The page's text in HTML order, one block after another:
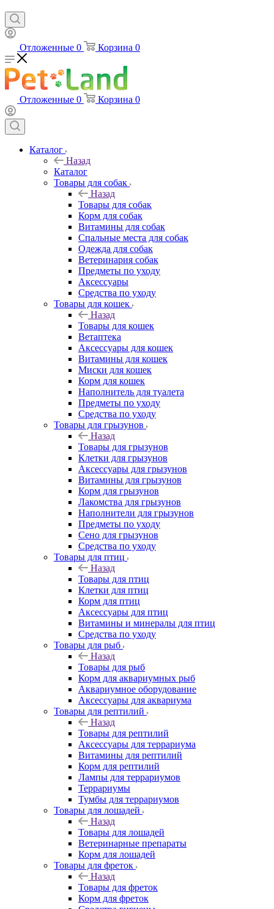
Отложенные 0 Корзина 0
Отложенные 0 Корзина 0
Каталог
Назад
Каталог
Товары для собак
Назад
Товары для собак
Корм для собак
Витамины для собак
Спальные места для собак
Одежда для собак
Ветеринария собак
Предметы по уходу
Аксессуары
Средства по уходу
Товары для кошек
Назад
Товары для кошек
Ветаптека
Аксессуары для кошек
Витамины для кошек
Миски для кошек
Корм для кошек
Наполнитель для туалета
Предметы по уходу
Средства по уходу
Товары для грызунов
Назад
Товары для грызунов
Клетки для грызунов
Аксессуары для грызунов
Витамины для грызунов
Корм для грызунов
Лакомства для грызунов
Наполнители для грызунов
Предметы по уходу
Сено для грызунов
Средства по уходу
Товары для птиц
Назад
Товары для птиц
Клетки для птиц
Корм для птиц
Аксессуары для птиц
Витамины и минералы для птиц
Средства по уходу
Товары для рыб
Назад
Товары для рыб
Корм для аквариумных рыб
Аквариумное оборудование
Аксессуары для аквариума
Товары для рептилий
Назад
Товары для рептилий
Аксессуары для террариума
Витамины для рептилий
Корм для рептилий
Лампы для террариумов
Террариумы
Тумбы для террариумов
Товары для лошадей
Назад
Товары для лошадей
Ветеринарные препараты
Корм для лошадей
Товары для фреток
Назад
Товары для фреток
Корм для фреток